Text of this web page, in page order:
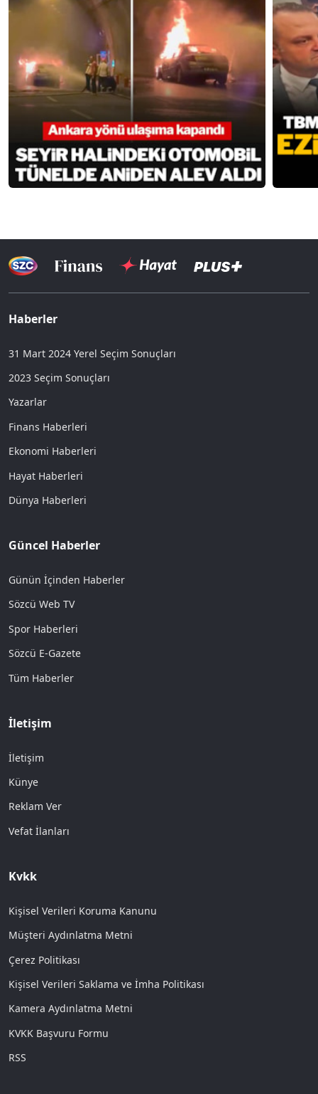
Haberler
31 Mart 2024 Yerel Seçim Sonuçları
2023 Seçim Sonuçları
Yazarlar
Finans Haberleri
Ekonomi Haberleri
Hayat Haberleri
Dünya Haberleri
Güncel Haberler
Günün İçinden Haberler
Sözcü Web TV
Spor Haberleri
Sözcü E-Gazete
Tüm Haberler
İletişim
İletişim
Künye
Reklam Ver
Vefat İlanları
Kvkk
Kişisel Verileri Koruma Kanunu
Müşteri Aydınlatma Metni
Çerez Politikası
Kişisel Verileri Saklama ve İmha Politikası
Kamera Aydınlatma Metni
KVKK Başvuru Formu
RSS